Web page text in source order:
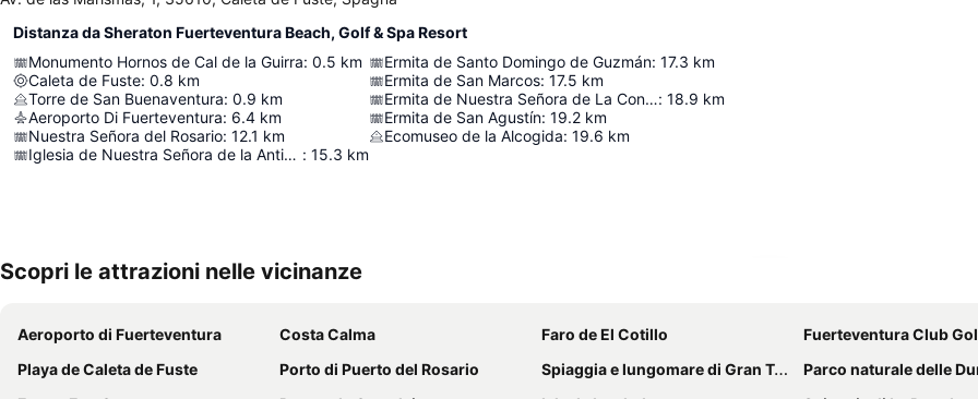
Distanza da Sheraton Fuerteventura Beach, Golf & Spa Resort
Monumento Hornos de Cal de la Guirra: 0.5 km
Caleta de Fuste: 0.8 km
Torre de San Buenaventura: 0.9 km
Aeroporto Di Fuerteventura: 6.4 km
Nuestra Señora del Rosario: 12.1 km
Iglesia de Nuestra Señora de la Antigua : 15.3 km
Ermita de Santo Domingo de Guzmán: 17.3 km
Ermita de San Marcos: 17.5 km
Ermita de Nuestra Señora de La Concepción: 18.9 km
Ermita de San Agustín: 19.2 km
Ecomuseo de la Alcogida: 19.6 km
Scopri le attrazioni nelle vicinanze
Aeroporto di Fuerteventura Costa Calma Faro de El Cotillo
Fuerteventura Club
Playa de Caleta de Fuste
Porto di Puerto del Rosario Spiaggia e lungomare di Gran Tarajal
Parco naturale delle Dune